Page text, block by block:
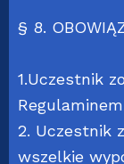
§ 8.
1.Uczestnik
2. Uczestnik
wszelkie